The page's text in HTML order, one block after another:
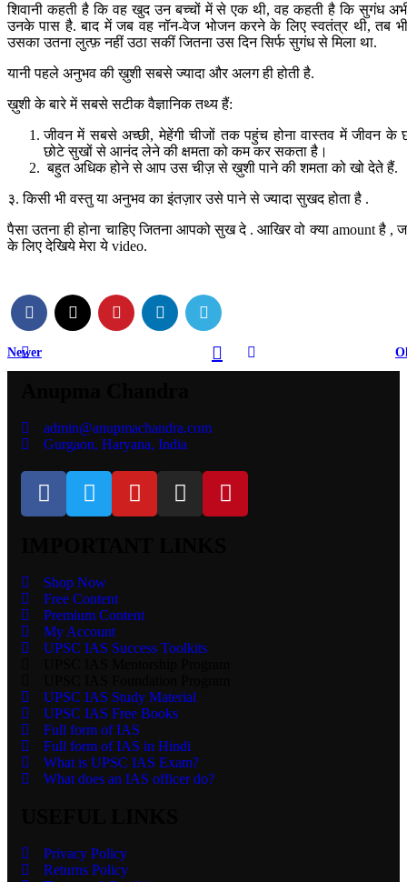
शिवानी कहती है कि वह खुद उन बच्चों में से एक थी, वह कहती है कि सुगंध
उनके पास है. बाद में जब वह नॉन-वेज भोजन करने के लिए स्वतंत्र थी, तब
उसका उतना लुत्फ़ नहीं उठा सकीं जितना उस दिन सिर्फ सुगंध से मिला था.
यानी पहले अनुभव की ख़ुशी सबसे ज्यादा और अलग ही होती है.
ख़ुशी के बारे में सबसे सटीक वैज्ञानिक तथ्य हैं:
जीवन में सबसे अच्छी, मेहेंगी चीजों तक पहुंच होना वास्तव में जीवन के
छोटे सुखों से आनंद लेने की क्षमता को कम कर सकता है।
बहुत अधिक होने से आप उस चीज़ से ख़ुशी पाने की शमता को खो देते हैं.
३. किसी भी वस्तु या अनुभव का इंतज़ार उसे पाने से ज्यादा सुखद होता है .
पैसा उतना ही होना चाहिए जितना आपको सुख दे . आखिर वो क्या amount है ,
के लिए देखिये मेरा ये video.
Newer
admin@anupmachandra.com
Gurgaon, Haryana, India
Shop Now
Free Content
Premium Content
My Account
UPSC IAS Success Toolkits
UPSC IAS Study Material
UPSC IAS Free Books
Full form of IAS
Full form of IAS in Hindi
What is UPSC IAS Exam?
What does an IAS officer do?
Privacy Policy
Returns Policy